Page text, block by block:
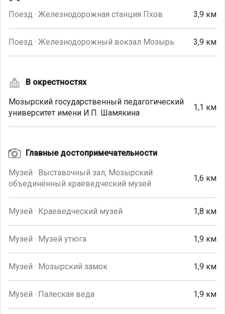
Поезд · Железнодорожная станция Пхов 3,9 км
Поезд · Железнодорожный вокзал Мозырь 3,9 км
В окрестностях
Мозырский государственный педагогический
университет имени И.П. Шамякина
1,1 км
Главные достопримечательности
Музей · Выставочный зал, Мозырский
объединённый краеведческий музей
1,6 км
Музей · Краеведческий музей 1,8 км
Музей · Музей утюга 1,9 км
Музей · Мозырский замок 1,9 км
Музей · Палеская веда 1,9 км